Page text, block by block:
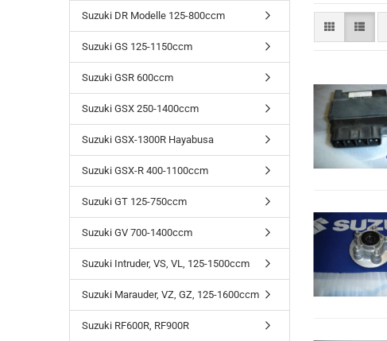
Suzuki DR Modelle 125-800ccm
Suzuki GS 125-1150ccm
Suzuki GSR 600ccm
Suzuki GSX 250-1400ccm
Suzuki GSX-1300R Hayabusa
Suzuki GSX-R 400-1100ccm
Suzuki GT 125-750ccm
Suzuki GV 700-1400ccm
Suzuki Intruder, VS, VL, 125-1500ccm
Suzuki Marauder, VZ, GZ, 125-1600ccm
Suzuki RF600R, RF900R